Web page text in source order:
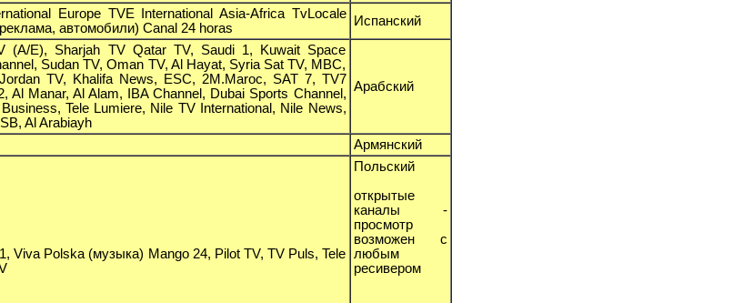
Europe TVE International Asia-Africa TvLocale
автомобили) Canal 24 horas
Испанский
(A/E), Sharjah TV Qatar TV, Saudi 1, Kuwait Space
Sudan TV, Oman TV, Al Hayat, Syria Sat TV, MBC,
TV, Khalifa News, ESC, 2M.Maroc, SAT 7, TV7
Al Manar, Al Alam, IBA Channel, Dubai Sports Channel,
Tele Lumiere, Nile TV International, Nile News,
Al Arabiayh
Арабский
Армянский
Viva Polska (музыка) Mango 24, Pilot TV, TV Puls, Tele
Польский
открытые
каналы -
просмотр
возможен с
любым
ресивером